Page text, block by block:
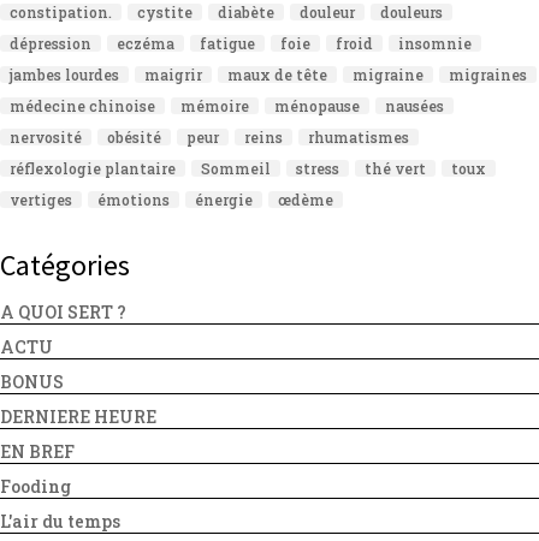
constipation.
cystite diabète douleur
douleurs
dépression
eczéma fatigue foie froid
insomnie
jambes lourdes
maigrir maux de tête migraine
migraines
médecine chinoise
mémoire ménopause
nausées
nervosité
obésité peur reins
rhumatismes
réflexologie plantaire
Sommeil stress thé vert
toux
vertiges
émotions énergie œdème
Catégories
A QUOI SERT ?
ACTU
BONUS
DERNIERE HEURE
EN BREF
Fooding
L'air du temps